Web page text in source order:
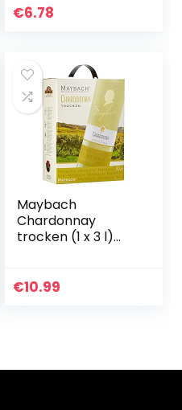
€6.78
Maybach
Chardonnay
trocken (1 x 3 l)
€10.99